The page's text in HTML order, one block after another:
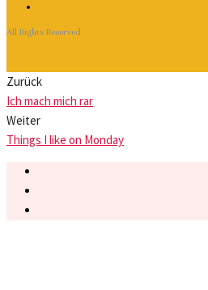
All Rights Reserved
Zurück
Ich mach mich rar
Weiter
Things I like on Monday